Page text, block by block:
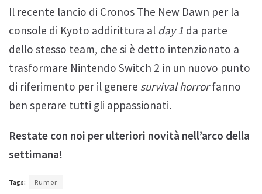
Il recente lancio di Cronos The New Dawn per la
console di Kyoto addirittura al day 1 da parte
dello stesso team, che si è detto intenzionato a
trasformare Nintendo Switch 2 in un nuovo punto
di riferimento per il genere survival horrorfanno
ben sperare tutti gli appassionati.
Restate con noi per ulteriori novità nell’arco della
settimana!
Tags: Rumor